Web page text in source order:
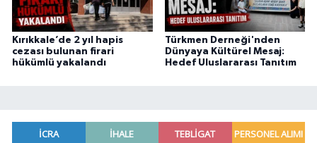
Kırıkkale’de 2 yıl hapis
cezası bulunan firari
hükümlü yakalandı
Türkmen Derneği'nden
Dünyaya Kültürel Mesaj:
Hedef Uluslararası Tanıtım